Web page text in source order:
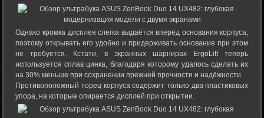
Однако кромка дисплея слегка выдаётся вперёд основания корпуса,
поэтому открывать его удобно и придерживать основание при этом
не требуется. Кстати, в экранных шарнирах ErgoLift теперь
используется сплав цинка, благодаря которому удалось сделать их
на 30% меньше при сохранении прежней прочности и надёжности.
Противоположный торец корпуса содержит только два пластиковых
упора, на которые опирается дисплей при открытии.